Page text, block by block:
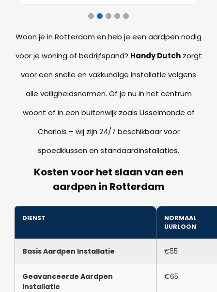
Woon je in Rotterdam en heb je een aardpen nodig
voor je woning of bedrijfspand? Handy Dutchzorgt
voor een snelle en vakkundige installatie volgens
alle veiligheidsnormen. Of je nu in het centrum
woont of in een buitenwijk zoals IJsselmonde of
Charlois – wij zijn 24/7 beschikbaar voor
spoedklussen en standaardinstallaties.
Kosten voor het slaan van een
aardpen in Rotterdam
DIENST
NORMAAL
UURLOON
Basis Aardpen Installatie €55
Geavanceerde Aardpen
Installatie
€65